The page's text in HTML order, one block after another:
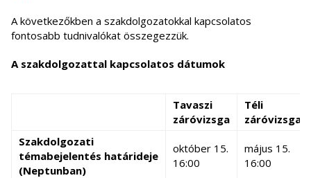
A következőkben a szakdolgozatokkal kapcsolatos
fontosabb tudnivalókat összegezzük.
A szakdolgozattal kapcsolatos dátumok
Tavaszi
záróvizsga
Téli
záróvizsga
Szakdolgozati
témabejelentés határideje
(Neptunban)
október 15.
16:00
május 15.
16:00